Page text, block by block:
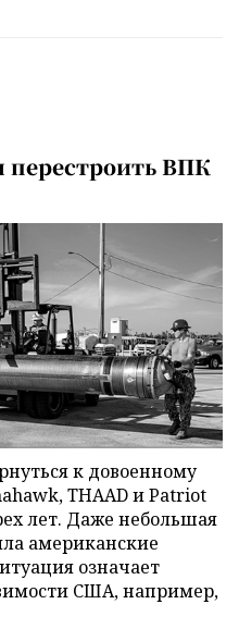
перестроить ВПК
к довоенному
THAAD и Patriot
лет. Даже небольшая
американские
означает
США, например,